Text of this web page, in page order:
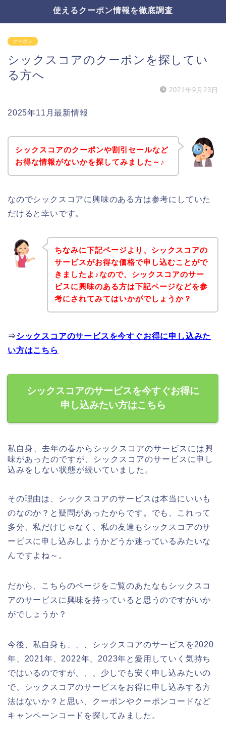
使えるクーポン情報を徹底調査
クーポン
シックスコアのクーポンを探してい
る方へ
2021年9月23日
2025年11月最新情報
シックスコアのクーポンや割引セールなど
お得な情報がないかを探してみました～♪
なのでシックスコアに興味のある方は参考にしていた
だけると幸いです。
ちなみに下記ページより、シックスコアの
サービスがお得な価格で申し込むことがで
きましたよ♪なので、シックスコアのサー
ビスに興味のある方は下記ページなどを参
考にされてみてはいかがでしょうか？
⇒シックスコアのサービスを今すぐお得に申し込みた
い方はこちら
シックスコアのサービスを今すぐお得に
申し込みたい方はこちら
私自身、去年の春からシックスコアのサービスには興
味があったのですが、シックスコアのサービスに申し
込みをしない状態が続いていました。
その理由は、シックスコアのサービスは本当にいいも
のなのか？と疑問があったからです。でも、これって
多分、私だけじゃなく、私の友達もシックスコアのサ
ービスに申し込みしようかどうか迷っているみたいな
んですよね～。
だから、こちらのページをご覧のあたなもシックスコ
アのサービスに興味を持っていると思うのですがいか
がでしょうか？
今後、私自身も、、、シックスコアのサービスを2020
年、2021年、2022年、2023年と愛用していく気持ち
ではいるのですが、、、少しでも安く申し込みたいの
で、シックスコアのサービスをお得に申し込みする方
法はないか？と思い、クーポンやクーポンコードなど
キャンペーンコードを探してみました。